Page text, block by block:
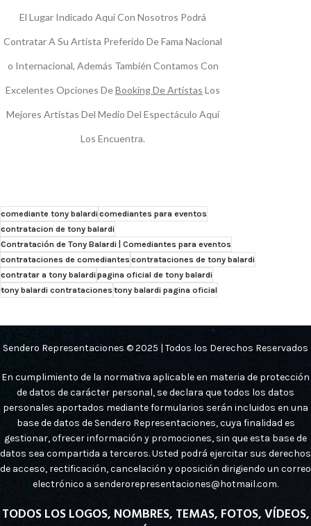
El Lugar Indicado Aquí Con Nosotros Podrá
Contratar A Su Artista Preferido De Fama Nacional
o Internacional, Además También Contamos Con
Excelentes Opciones DeBooking De Artistas Los
Mejores Artistas Del Medio Del Espectáculo Aquí
Los Encuentra.
comediante tony balardi comediantes para eventos
contratacion de tony balardi
Contratación de Tony Balardi | Comediantes para eventos
contrataciones de comediantescontrataciones de tony balardi
contratar a tony balardi pagina oficial de tony balardi
tony balardi contratacionestony balardi pagina oficial
Sendero Representaciones © 2025 | Todos los Derechos Reservados
En cumplimiento de la normativa aplicable en materia de protección
de datos de carácter personal, se declara que todos los datos
personales aportados mediante formularios serán incluidos en una
base de datos de Sendero Representaciones, cuya finalidad es
gestionar, ofrecer información y promociones, sin que esta base de
datos sea compartida a terceros. Usted podrá ejercitar sus derechos
de acceso, rectificación, cancelación y oposición dirigiendo un correo
electrónico a senderorepresentaciones@hotmail.com.
TODOS LOS LOGOS, NOMBRES, TEMAS, FOTOS, VÍDEOS,